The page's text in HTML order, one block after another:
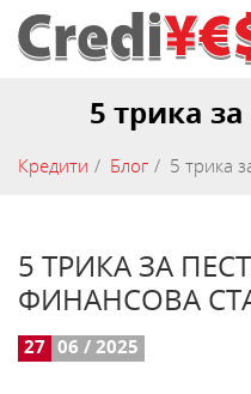
5 трика
Кредити Блог 5 трика
5 ТРИКА ЗА
ФИНАНСОВА
27 06 / 2025